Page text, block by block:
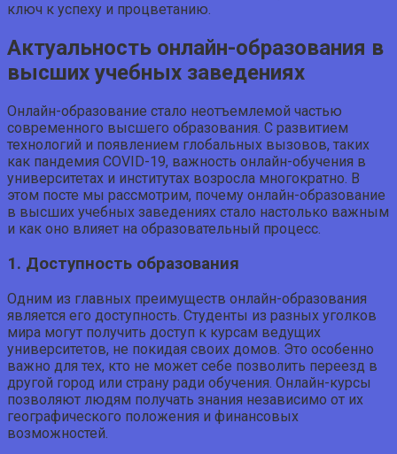
ключ к успеху и процветанию.
Актуальность онлайн-образования в
высших учебных заведениях
Онлайн-образование стало неотъемлемой частью
современного высшего образования. С развитием
технологий и появлением глобальных вызовов, таких
как пандемия COVID-19, важность онлайн-обучения в
университетах и институтах возросла многократно. В
этом посте мы рассмотрим, почему онлайн-образование
в высших учебных заведениях стало настолько важным
и как оно влияет на образовательный процесс.
1. Доступность образования
Одним из главных преимуществ онлайн-образования
является его доступность. Студенты из разных уголков
мира могут получить доступ к курсам ведущих
университетов, не покидая своих домов. Это особенно
важно для тех, кто не может себе позволить переезд в
другой город или страну ради обучения. Онлайн-курсы
позволяют людям получать знания независимо от их
географического положения и финансовых
возможностей.